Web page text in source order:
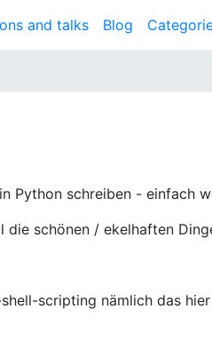
and talks Blog
Python schreiben - einfach
schönen / ekelhaften
scripting nämlich das